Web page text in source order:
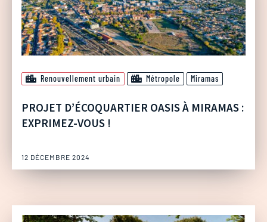
Renouvellement urbain Métropole Miramas
PROJET D’ÉCOQUARTIER OASIS À MIRAMAS :
EXPRIMEZ-VOUS !
12 DÉCEMBRE 2024